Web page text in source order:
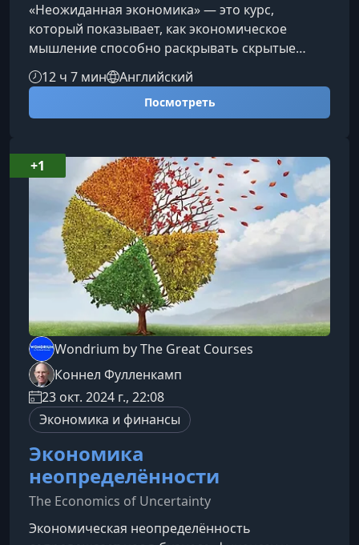
«Неожиданная экономика» — это курс,
который показывает, как экономическое
мышление способно раскрывать скрытые
закономерности самых разных аспектов
нашей жизни. От личных решений до
глобальных событий — вы увидите мир под
случайным или неочевидным.О чем этот
курсКурс из 24 лекций под руководством
профессора Тимоти Тейлора объединяет
классическую и современную эконо
12 ч 7 мин Английский
Посмотреть
Wondrium by The Great Courses
Коннел Фулленкамп
23 окт. 2024 г., 22:08
Экономика и финансы
Экономика
неопределённости
The Economics of Uncertainty
Экономическая неопределённость
+1